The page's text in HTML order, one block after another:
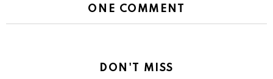
ONE COMMENT
DON'T MISS